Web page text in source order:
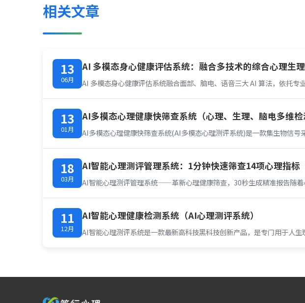
相关文章
13
06月
AI 多模态身心健康评估系统：融合多技术的综合心理生
AI 多模态身心健康评估系统融合面部、脑电、语音三大 AI 算法，依托
13
01月
AI多模态心理健康快筛查系统（心理、生理、脑电多维检
AI多模态心理健康快筛查系统(AI多模态心理测评系统)是一款集生物信
18
03月
AI智能心理测评管理系统：1分钟快速筛查14项心理指标
AI智能心理测评管理系统——革新心理健康筛查，30秒生成精准报告随
11
12月
AI智能心理健康检测系统（AI心理测评系统）
AI智能心理测评系统是一款最新高科技黑科技创新产品，是专门用于